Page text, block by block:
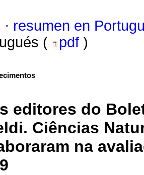
· resumen en
(
pdf )
editores do
Ciências
na